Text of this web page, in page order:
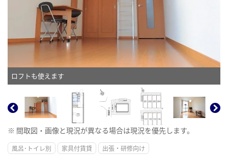
ロフトも使えます
※ 間取図・画像と現況が異なる場合は現況を優先します。
風呂･トイレ別 家具付賃貸 出張・研修向け